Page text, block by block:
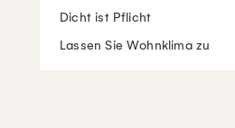
Dicht ist Pflicht
Lassen Sie Wohnklima zu